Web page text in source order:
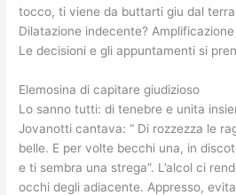
tocco, ti viene da buttarti giu dal
Dilatazione indecente?
Le decisioni e gli appuntamenti si
Elemosina di capitare giudizioso
Lo sanno tutti: di tenebre e unita
Jovanotti cantava: “ Di rozzezza le
belle. E per volte becchi una, in
e ti sembra una strega”. L’alcol ci
occhi degli adiacente. Appresso,